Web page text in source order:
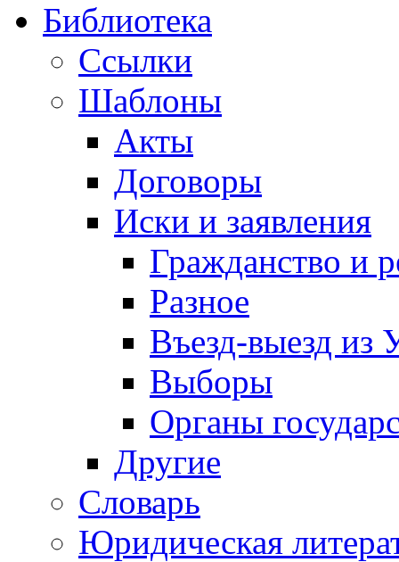
Библиотека
Ссылки
Шаблоны
Акты
Договоры
Иски и заявления
Гражданство и
Разное
Въезд-выезд из
Выборы
Органы
Другие
Словарь
Юридическая